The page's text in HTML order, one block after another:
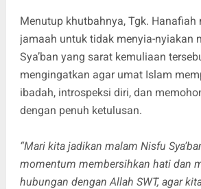
Menutup khutbahnya, Tgk. Hanafiah
jamaah untuk tidak menyia-nyiakan
Sya’ban yang sarat kemuliaan
mengingatkan agar umat Islam
ibadah, introspeksi diri, dan
dengan penuh ketulusan.
“Mari kita jadikan malam Nisfu
momentum membersihkan hati dan
hubungan dengan Allah SWT, agar